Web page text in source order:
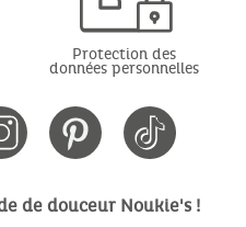
Protection des
données personnelles
de douceur Noukie's !